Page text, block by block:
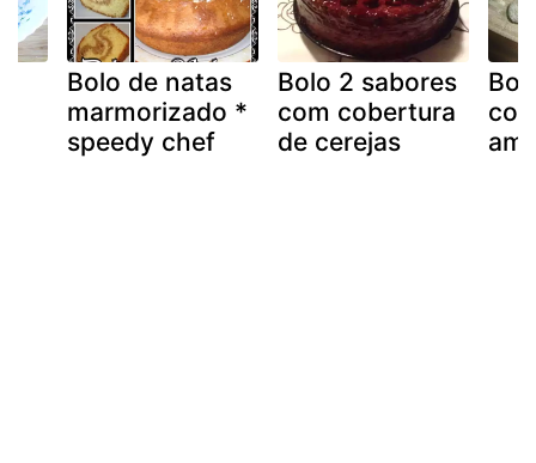
Bolo de natas
marmorizado *
speedy chef
Bolo 2 sabores
com cobertura
de cerejas